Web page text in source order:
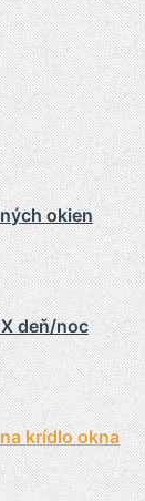
okien
deň/noc
krídlo okna